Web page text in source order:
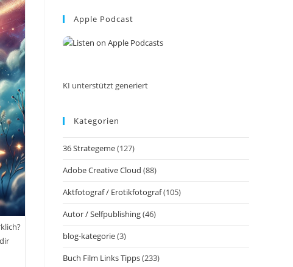
Apple Podcast
KI unterstützt generiert
Kategorien
36 Strategeme(127)
Adobe Creative Cloud (88)
Aktfotograf / Erotikfotograf(105)
Autor / Selfpublishing(46)
blog-kategorie(3)
Buch Film Links Tipps(233)